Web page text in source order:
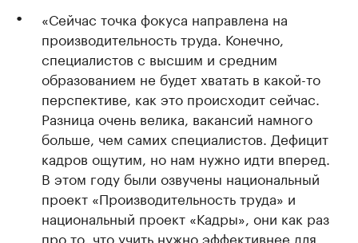
«Сейчас точка фокуса направлена на
производительность труда. Конечно,
специалистов с высшим и средним
образованием не будет хватать в какой-то
перспективе, как это происходит сейчас.
Разница очень велика, вакансий намного
больше, чем самих специалистов. Дефицит
кадров ощутим, но нам нужно идти вперед.
В этом году были озвучены национальный
проект «Производительность труда» и
национальный проект «Кадры», они как раз
про то, что учить нужно эффективнее для